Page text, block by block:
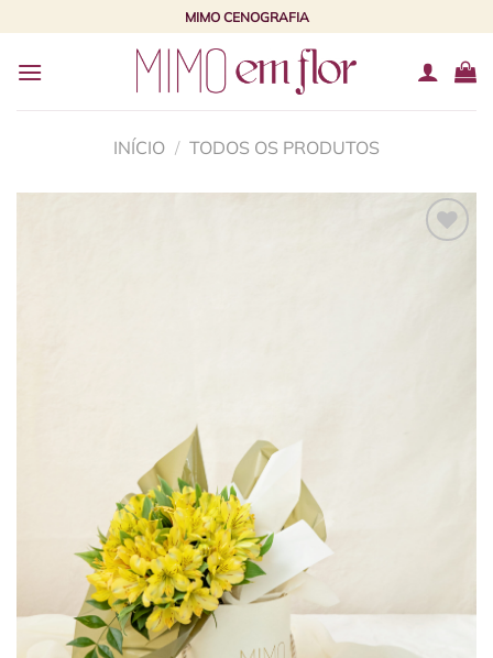
to
content
MIMO CENOGRAFIA
INÍCIO / TODOS OS PRODUTOS